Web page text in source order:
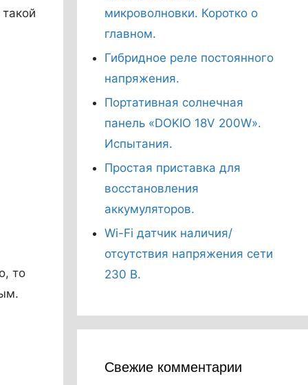
то
микроволновки. Коротко о
главном.
Гибридное реле постоянного
напряжения.
Портативная солнечная
панель «DOKIO 18V 200W».
Испытания.
Простая приставка для
восстановления
аккумуляторов.
Wi-Fi датчик наличия/
отсутствия напряжения сети
230 В.
Свежие комментарии